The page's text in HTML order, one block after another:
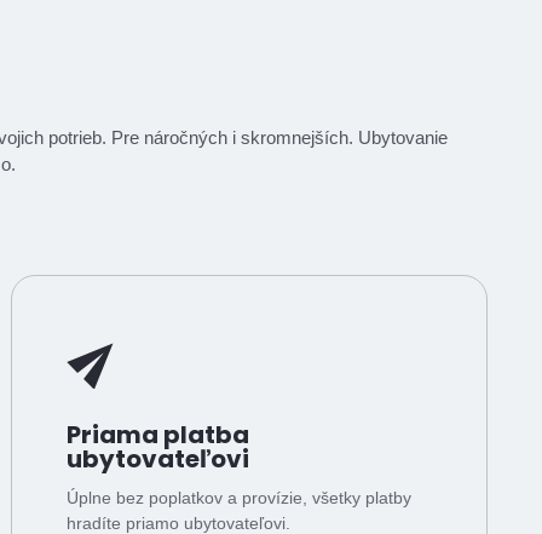
potrieb. Pre náročných i skromnejších. Ubytovanie
Priama platba
ubytovateľovi
Úplne bez poplatkov a provízie, všetky platby
hradíte priamo ubytovateľovi.